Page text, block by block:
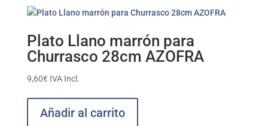
Plato Llano marrón para
Churrasco 28cm AZOFRA
9,60€ IVA Incl.
Añadir al carrito